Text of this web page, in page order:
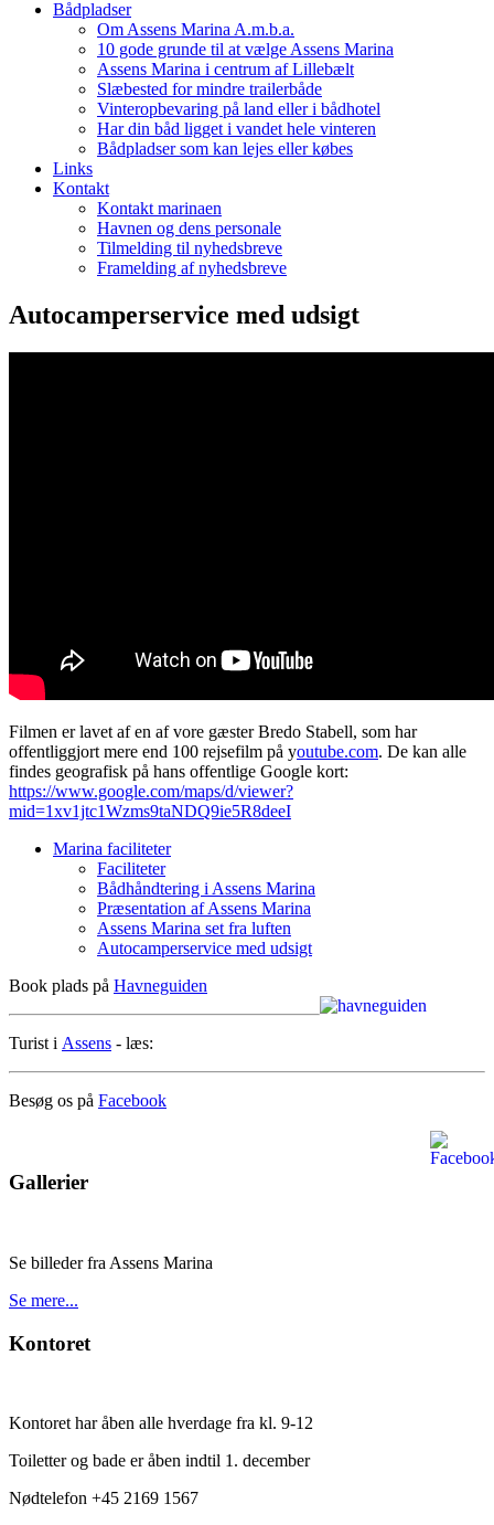
Bådpladser
Om Assens Marina A.m.b.a.
10 gode grunde til at vælge Assens Marina
Assens Marina i centrum af Lillebælt
Slæbested for mindre trailerbåde
Vinteropbevaring på land eller i bådhotel
Har din båd ligget i vandet hele vinteren
Bådpladser som kan lejes eller købes
Links
Kontakt
Kontakt marinaen
Havnen og dens personale
Tilmelding til nyhedsbreve
Framelding af nyhedsbreve
Autocamperservice med udsigt
Filmen er lavet af en af vore gæster Bredo Stabell, som har
offentliggjort mere end 100 rejsefilm på youtube.com. De kan alle
findes geografisk på hans offentlige Google kort:
https://www.google.com/maps/d/viewer?
mid=1xv1jtc1Wzms9taNDQ9ie5R8deeI
Marina faciliteter
Faciliteter
Bådhåndtering i Assens Marina
Præsentation af Assens Marina
Assens Marina set fra luften
Autocamperservice med udsigt
Book plads på Havneguiden
Turist i Assens - læs:
Besøg os på Facebook
Gallerier
Se billeder fra Assens Marina
Se mere...
Kontoret
Kontoret har åben alle hverdage fra kl. 9-12
Toiletter og bade er åben indtil 1. december
Nødtelefon +45 2169 1567